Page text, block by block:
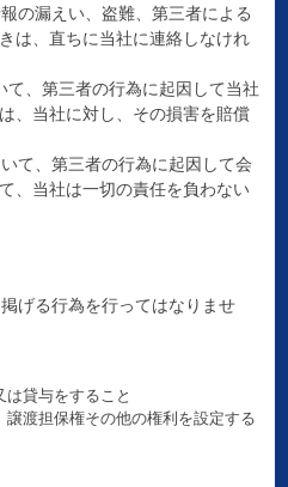
の漏えい、盗難、第三者による
は、直ちに当社に連絡しなけれ
、第三者の行為に起因して当社
、当社に対し、その損害を賠償
て、第三者の行為に起因して会
、当社は一切の責任を負わない
げる行為を行ってはなりませ
は貸与をすること
譲渡担保権その他の権利を設定する